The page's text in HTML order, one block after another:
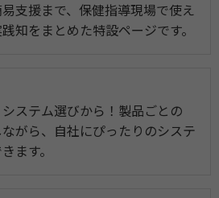
支援まで、保健指導現場で使え
知をまとめた特設ページです。
ステム選びから！製品ごとの
ながら、自社にぴったりのシステ
ます。